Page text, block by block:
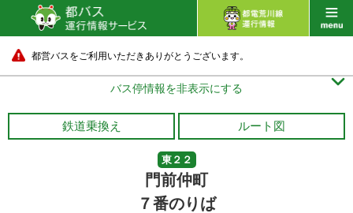
都営バスをご利用いただきありがとうございます。
バス停情報を非表示にする 
鉄道乗換え ルート図
東２２
門前仲町
７番のりば